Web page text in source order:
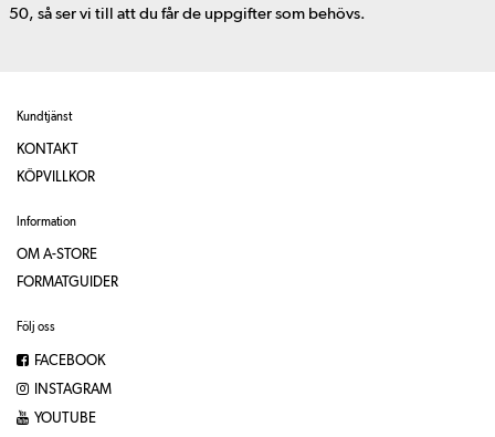
50, så ser vi till att du får de uppgifter som behövs.
Kundtjänst
KONTAKT
KÖPVILLKOR
Information
OM A-STORE
FORMATGUIDER
Följ oss
FACEBOOK
INSTAGRAM
YOUTUBE